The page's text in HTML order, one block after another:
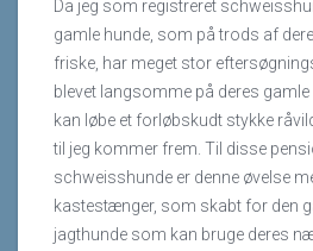
Da jeg som registreret
gamle hunde, som på trods af
friske, har meget stor
blevet langsomme på deres
kan løbe et forløbskudt stykke
til jeg kommer frem. Til disse
schweisshunde er denne øvelse
kastestænger, som skabt for den
jagthunde som kan bruge deres